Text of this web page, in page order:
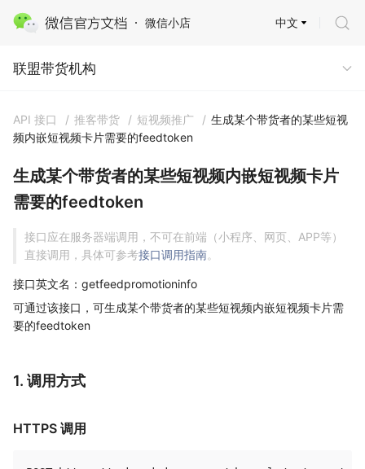
微信小店
联盟带货机构
中文
联盟带货机构
API 接口 / 推客带货 / 短视频推广 / 生成某个带货者的某些短视
频内嵌短视频卡片需要的feedtoken
生成某个带货者的某些短视频内嵌短视频卡片
需要的feedtoken
接口应在服务器端调用，不可在前端（小程序、网页、APP等）
直接调用，具体可参考接口调用指南。
接口英文名：getfeedpromotioninfo
可通过该接口，可生成某个带货者的某些短视频内嵌短视频卡片需
要的feedtoken
1. 调用方式
HTTPS 调用